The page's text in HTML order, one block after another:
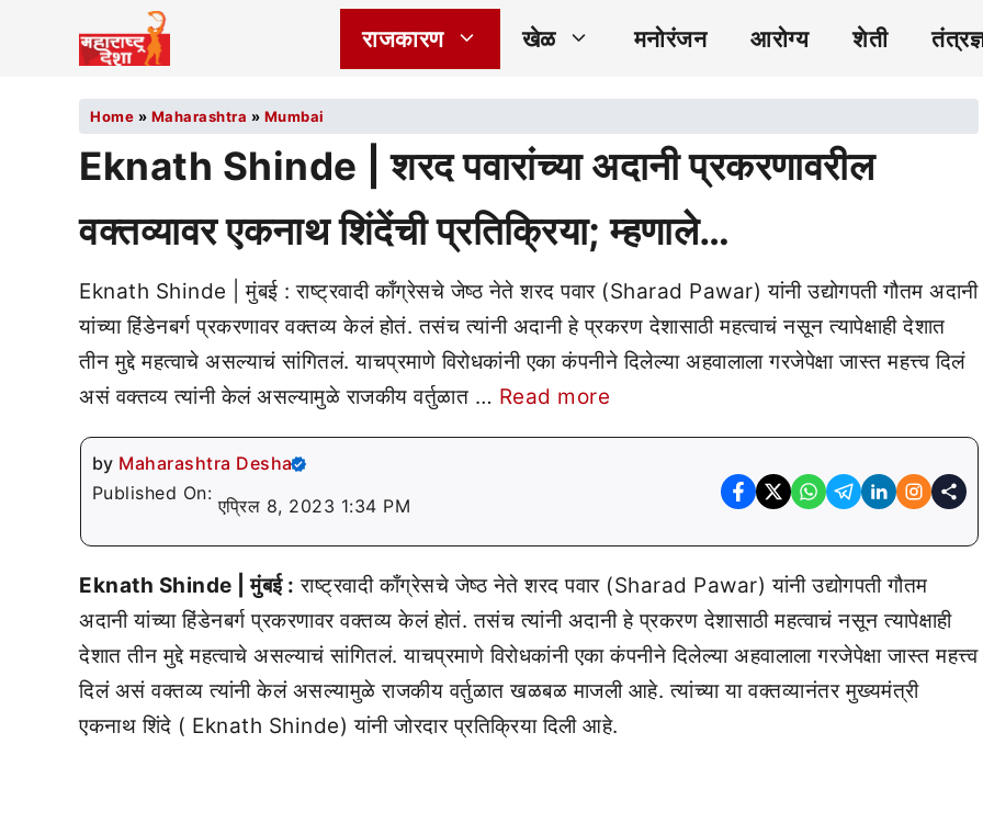
राजकारण खेळ मनोरंजन आरोग्य शेती
Home » Maharashtra » Mumbai
Eknath Shinde | शरद पवारांच्या अदानी प्रकरणावरील
वक्तव्यावर एकनाथ शिंदेंची प्रतिक्रिया; म्हणाले…
Eknath Shinde | मुंबई : राष्ट्रवादी काँग्रेसचे जेष्ठ नेते शरद पवार (Sharad Pawar) यांनी उद्योगपती गौतम अदानी
यांच्या हिंडेनबर्ग प्रकरणावर वक्तव्य केलं होतं. तसंच त्यांनी अदानी हे प्रकरण देशासाठी महत्वाचं नसून त्यापेक्षाही देशात
तीन मुद्दे महत्वाचे असल्याचं सांगितलं. याचप्रमाणे विरोधकांनी एका कंपनीने दिलेल्या अहवालाला गरजेपेक्षा जास्त महत्त्व दिलं
असं वक्तव्य त्यांनी केलं असल्यामुळे राजकीय वर्तुळात … Read more
by Maharashtra Desha
Published On:
एप्रिल 8, 2023 1:34 PM
Eknath Shinde | मुंबई : राष्ट्रवादी काँग्रेसचे जेष्ठ नेते शरद पवार (Sharad Pawar) यांनी उद्योगपती गौतम
अदानी यांच्या हिंडेनबर्ग प्रकरणावर वक्तव्य केलं होतं. तसंच त्यांनी अदानी हे प्रकरण देशासाठी महत्वाचं नसून त्यापेक्षाही
देशात तीन मुद्दे महत्वाचे असल्याचं सांगितलं. याचप्रमाणे विरोधकांनी एका कंपनीने दिलेल्या अहवालाला गरजेपेक्षा जास्त महत्त्व
दिलं असं वक्तव्य त्यांनी केलं असल्यामुळे राजकीय वर्तुळात खळबळ माजली आहे. त्यांच्या या वक्तव्यानंतर मुख्यमंत्री
एकनाथ शिंदे ( Eknath Shinde) यांनी जोरदार प्रतिक्रिया दिली आहे.